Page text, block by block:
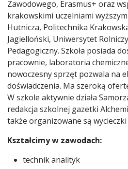
Zawodowego, Erasmus+ oraz
krakowskimi uczelniami
Hutnicza, Politechnika
Jagielloński, Uniwersytet
Pedagogiczny. Szkoła posiada
pracownie, laboratoria
nowoczesny sprzęt pozwala na
doświadczenia. Ma szeroką
W szkole aktywnie działa
redakcja szkolnej gazetki
także organizowane są
Kształcimy w zawodach:
technik analityk